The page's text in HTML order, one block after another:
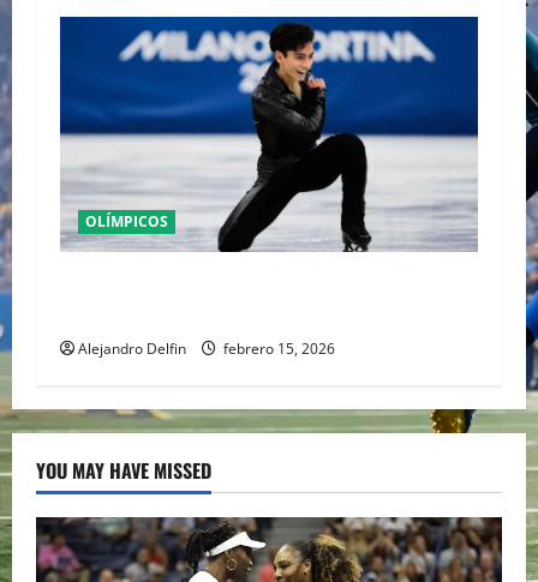
OLÍMPICOS
Alejandro Delfin febrero 15, 2026
YOU MAY HAVE MISSED